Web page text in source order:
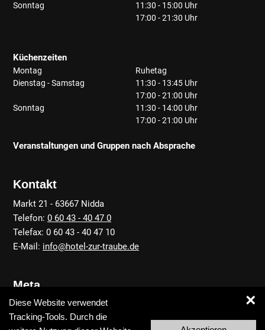
Sonntag
11:30 - 15:00 Uhr
17:00 - 21:30 Uhr
Küchenzeiten
Montag
Ruhetag
Dienstag - Samstag
11:30 - 13:45 Uhr
17:00 - 21:00 Uhr
Sonntag
11:30 - 14:00 Uhr
17:00 - 21:00 Uhr
Veranstaltungen und Gruppen nach Absprache
Kontakt
Markt 21 - 63667 Nidda
Telefon: 0 60 43 - 40 47 0
Telefax: 0 60 43 - 40 47 10
E-Mail: info@hotel-zur-traube.de
Meta
Anfahrt
Kontakt
×
Diese Website verwendet
Tracking-Tools. Durch die